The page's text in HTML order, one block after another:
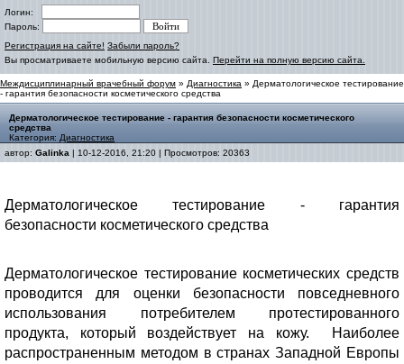
Логин:
Пароль:
Регистрация на сайте! Забыли пароль?
Вы просматриваете мобильную версию сайта. Перейти на полную версию сайта.
Междисциплинарный врачебный форум » Диагностика » Дерматологическое тестирование
- гарантия безопасности косметического средства
Дерматологическое тестирование - гарантия безопасности косметического
средства
Категория: Диагностика
автор: Galinka | 10-12-2016, 21:20 | Просмотров: 20363
Дерматологическое тестирование - гарантия
безопасности косметического средства
Дерматологическое тестирование косметических средств
проводится для оценки безопасности повседневного
использования потребителем протестированного
продукта, который воздействует на кожу. Наиболее
распространенным методом в странах Западной Европы